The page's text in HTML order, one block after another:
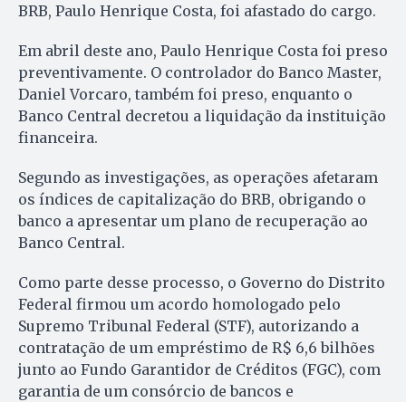
BRB, Paulo Henrique Costa, foi afastado do cargo.
Em abril deste ano, Paulo Henrique Costa foi preso
preventivamente. O controlador do Banco Master,
Daniel Vorcaro, também foi preso, enquanto o
Banco Central decretou a liquidação da instituição
financeira.
Segundo as investigações, as operações afetaram
os índices de capitalização do BRB, obrigando o
banco a apresentar um plano de recuperação ao
Banco Central.
Como parte desse processo, o Governo do Distrito
Federal firmou um acordo homologado pelo
Supremo Tribunal Federal (STF), autorizando a
contratação de um empréstimo de R$ 6,6 bilhões
junto ao Fundo Garantidor de Créditos (FGC), com
garantia de um consórcio de bancos e